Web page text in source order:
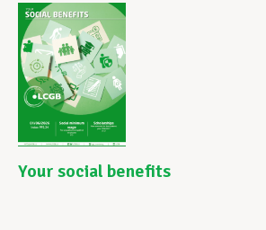
Your social benefits